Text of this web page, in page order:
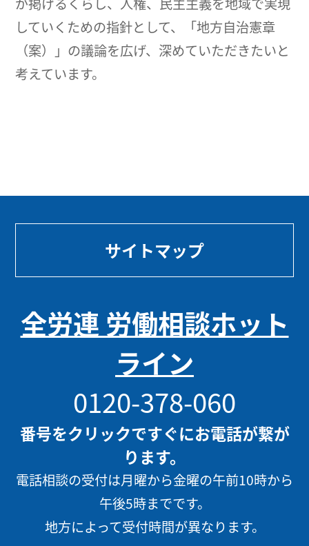
していくための指針として、「地方自治憲章
（案）」の議論を広げ、深めていただきたいと
考えています。
サイトマップ
全労連 労働相談ホット
ライン
0120-378-060
番号をクリックですぐにお電話が繋が
ります。
電話相談の受付は月曜から金曜の午前10時から
午後5時までです。
地方によって受付時間が異なります。